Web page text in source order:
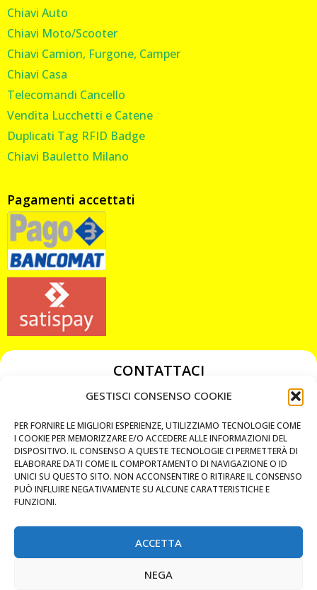
GESTISCI CONSENSO COOKIE
PER FORNIRE LE MIGLIORI ESPERIENZE, UTILIZZIAMO TECNOLOGIE COME
I COOKIE PER MEMORIZZARE E/O ACCEDERE ALLE INFORMAZIONI DEL
DISPOSITIVO. IL CONSENSO A QUESTE TECNOLOGIE CI PERMETTERÀ DI
ELABORARE DATI COME IL COMPORTAMENTO DI NAVIGAZIONE O ID
UNICI SU QUESTO SITO. NON ACCONSENTIRE O RITIRARE IL CONSENSO
PUÒ INFLUIRE NEGATIVAMENTE SU ALCUNE CARATTERISTICHE E
FUNZIONI.
ACCETTA
NEGA
Chiavi Auto
Chiavi Moto/Scooter
Chiavi Camion, Furgone, Camper
Chiavi Casa
Telecomandi Cancello
Vendita Lucchetti e Catene
Duplicati Tag RFID Badge
Chiavi Bauletto Milano
Pagamenti accettati
CONTATTACI
349 3863811
chiavicodificate@gmail.com
Privacy Policy
Cookie Policy
MAPS